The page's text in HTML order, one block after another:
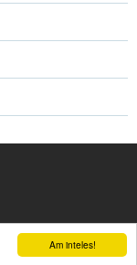
Am inteles!